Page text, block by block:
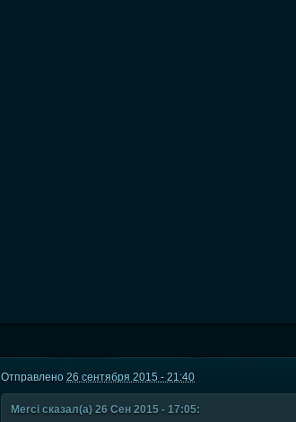
Отправлено26 сентября 2015 - 21:40
Merci сказал(а) 26 Сен 2015 - 17:05: